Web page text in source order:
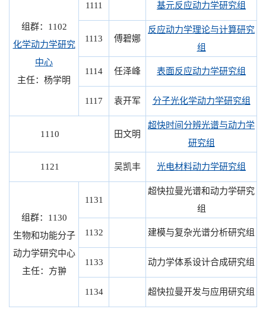
组群：1102
化学动力学研究
中心
主任：杨学明
1111 基元反应动力学研究组
1113 傅碧娜
反应动力学理论与计算研究
组
1114 任泽峰 表面反应动力学研究组
1117 袁开军 分子光化学动力学研究组
1110 田文明
超快时间分辨光谱与动力学
研究组
1121 吴凯丰 光电材料动力学研究组
组群：1130
生物和功能分子
动力学研究中心
主任：方翀
1131
超快拉曼光谱和动力学研究
组
1132 建模与复杂光谱分析研究组
1133 动力学体系设计合成研究组
1134 超快拉曼开发与应用研究组